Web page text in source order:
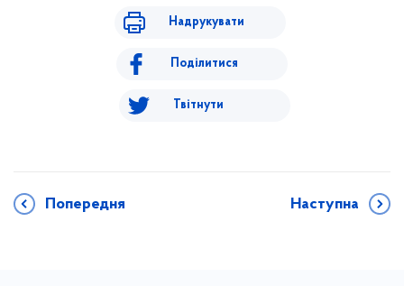
Надрукувати
Поділитися
Твітнути
Попередня Наступна